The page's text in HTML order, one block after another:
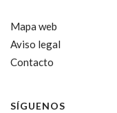
Mapa web
Aviso legal
Contacto
SÍGUENOS